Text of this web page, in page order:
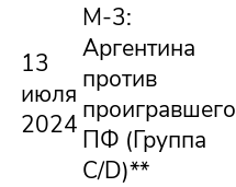
13
июля
2024
М-3:
Аргентина
против
проигравшего
ПФ (Группа
C/D)**